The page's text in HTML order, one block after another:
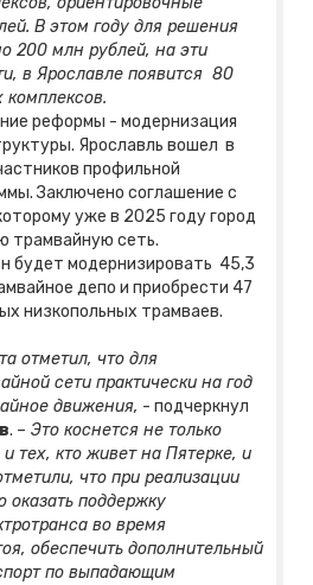
В этом году для решения
200 млн рублей, на эти
в Ярославле появится 80
реформы - модернизация
Ярославль вошел в
профильной
Заключено соглашение с
уже в 2025 году город
трамвайную сеть.
будет модернизировать 45,3
депо и приобрести 47
низкопольных трамваев.
отметил, что для
сети практически на год
движения, - подчеркнул
. – Это коснется не только
тех, кто живет на Пятерке, и
что при реализации
поддержку
во время
обеспечить дополнительный
по выпадающим